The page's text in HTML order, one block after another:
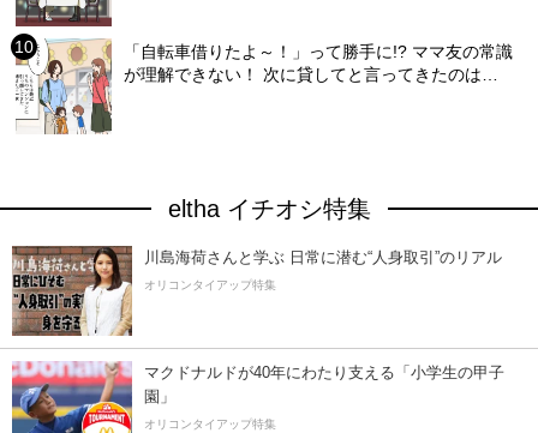
「自転車借りたよ～！」って勝手に!? ママ友の常識
が理解できない！ 次に貸してと言ってきたのは…
eltha イチオシ特集
川島海荷さんと学ぶ 日常に潜む“人身取引”のリアル
オリコンタイアップ特集
マクドナルドが40年にわたり支える「小学生の甲子
園」
オリコンタイアップ特集